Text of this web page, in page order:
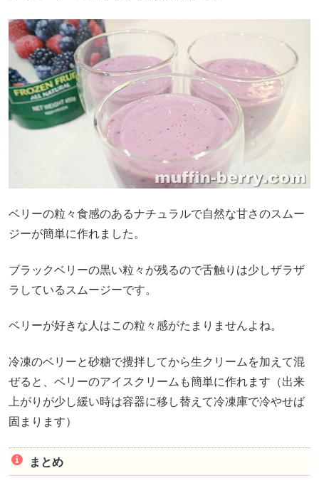
ベリーの粒々食感のあるナチュラルで自然な甘さのスムー
ジーが簡単に作れました。
ブラックベリーの黒い粒々が残るので舌触りは少しザラザ
ラしているスムージーです。
ベリーが好きな人はこの粒々感がたまりませんよね。
冷凍のベリーと砂糖で攪拌してから生クリームを加えて混
ぜると、ベリーのアイスクリームも簡単に作れます（出来
上がりが少し緩い時は容器に移し替えて冷凍庫で冷やせば
固まります）
まとめ